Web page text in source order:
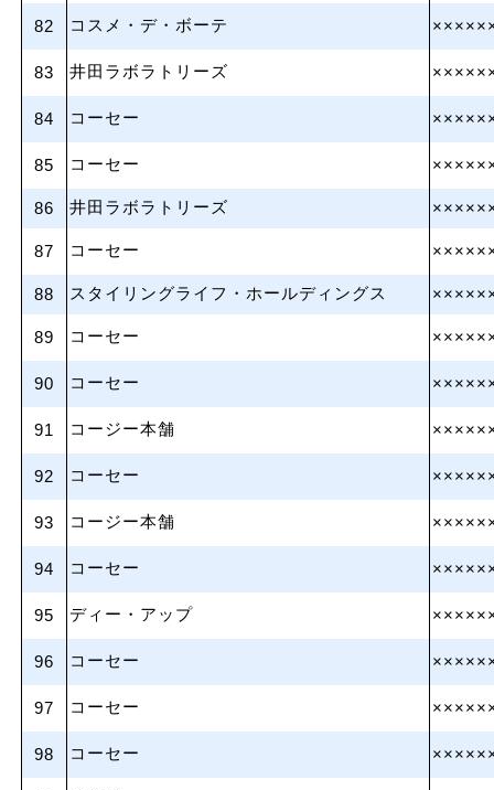
82 コスメ・デ・ボーテ
83 井田ラボラトリーズ
84 コーセー
85 コーセー
86 井田ラボラトリーズ
87 コーセー
88 スタイリングライフ・ホールディングス
89 コーセー
90 コーセー
91 コージー本舗
92 コーセー
93 コージー本舗
94 コーセー
95 ディー・アップ
96 コーセー
97 コーセー
98 コーセー